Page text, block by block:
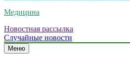
Медицина
Новостная рассылка
Случайные новости
Меню